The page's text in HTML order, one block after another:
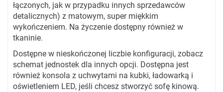
łączonych, jak w przypadku innych sprzedawców
detalicznych) z matowym, super miękkim
wykończeniem. Na życzenie dostępny również w
tkaninie.
Dostępne w nieskończonej liczbie konfiguracji, zobacz
schemat jednostek dla innych opcji. Dostępna jest
również konsola z uchwytami na kubki, ładowarką i
oświetleniem LED, jeśli chcesz stworzyć sofę kinową.